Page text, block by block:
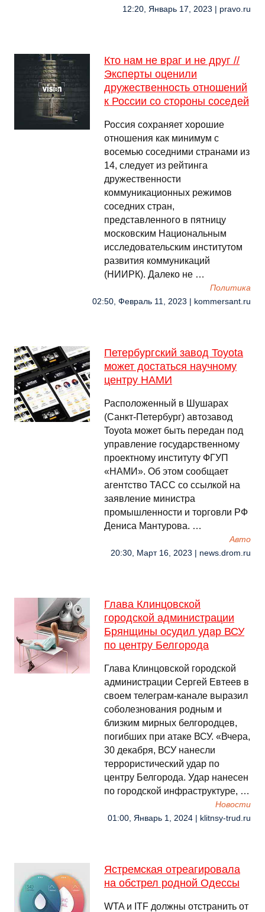
12:20, Январь 17, 2023 | pravo.ru
Кто нам не враг и не друг //
Эксперты оценили
дружественность отношений
к России со стороны соседей
Россия сохраняет хорошие
отношения как минимум с
восемью соседними странами из
14, следует из рейтинга
дружественности
коммуникационных режимов
соседних стран,
представленного в пятницу
московским Национальным
исследовательским институтом
развития коммуникаций
(НИИРК). Далеко не …
Политика
02:50, Февраль 11, 2023 | kommersant.ru
Петербургский завод Toyota
может достаться научному
центру НАМИ
Расположенный в Шушарах
(Санкт-Петербург) автозавод
Toyota может быть передан под
управление государственному
проектному институту ФГУП
«НАМИ». Об этом сообщает
агентство ТАСС со ссылкой на
заявление министра
промышленности и торговли РФ
Дениса Мантурова. …
Авто
20:30, Март 16, 2023 | news.drom.ru
Глава Клинцовской
городской администрации
Брянщины осудил удар ВСУ
по центру Белгорода
Глава Клинцовской городской
администрации Сергей Евтеев в
своем телеграм-канале выразил
соболезнования родным и
близким мирных белгородцев,
погибших при атаке ВСУ. «Вчера,
30 декабря, ВСУ нанесли
террористический удар по
центру Белгорода. Удар нанесен
по городской инфраструктуре, …
Новости
01:00, Январь 1, 2024 | klitnsy-trud.ru
Ястремская отреагировала
на обстрел родной Одессы
WTA и ITF должны отстранить от